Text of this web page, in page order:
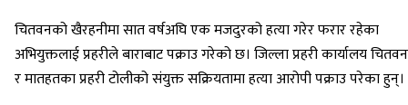
चितवनको खैरहनीमा सात वर्षअघि एक मजदुरको हत्या गरेर फरार रहेका
अभियुक्तलाई प्रहरीले बाराबाट पक्राउ गरेको छ। जिल्ला प्रहरी कार्यालय चितवन
र मातहतका प्रहरी टोलीको संयुक्त सक्रियतामा हत्या आरोपी पक्राउ परेका हुन्।